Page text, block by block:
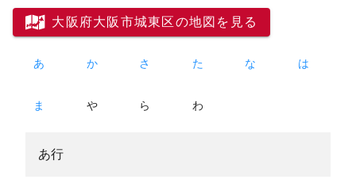
大阪府大阪市城東区の地図を見る
あ か さ た な は
ま や ら わ
あ行